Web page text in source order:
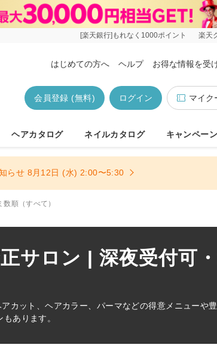
[楽天銀行]もれなく1000ポイント 楽天
はじめての方へ ヘルプ お得な情報を受
マイク
ログイン
会員登録 (無料)
ヘアカタログ ネイルカタログ キャンペー
らせ 8月12日 (水) 2:00〜5:30
数順（すべて）
サロン | 深夜受付可
カット、ヘアカラー、パーマなどの得意メニューや
あります。